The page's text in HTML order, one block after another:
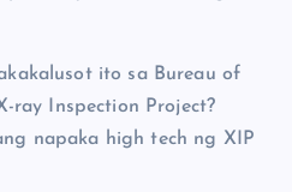
ito sa Bureau of
ray Inspection Project?
napaka high tech ng XIP